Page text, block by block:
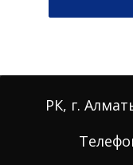
РК, г.